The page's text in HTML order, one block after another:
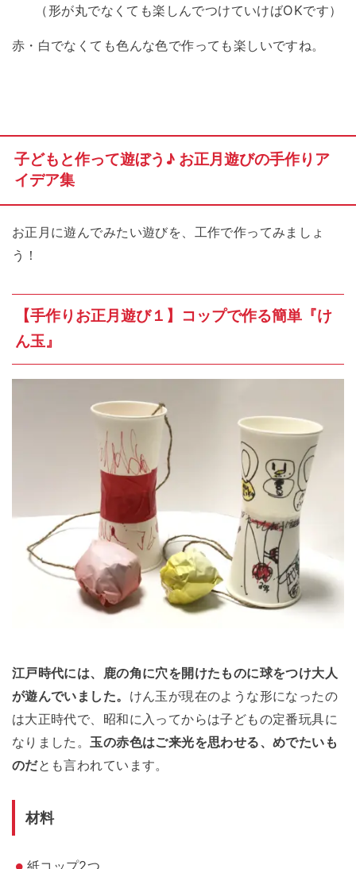
（形が丸でなくても楽しんでつけていけばOKです）
赤・白でなくても色んな色で作っても楽しいですね。
子どもと作って遊ぼう♪ お正月遊びの手作りア
イデア集
お正月に遊んでみたい遊びを、工作で作ってみましょ
う！
【手作りお正月遊び１】コップで作る簡単『け
ん玉』
江戸時代には、鹿の角に穴を開けたものに球をつけ大人
が遊んでいました。 けん玉が現在のような形になったの
は大正時代で、昭和に入ってからは子どもの定番玩具に
なりました。玉の赤色はご来光を思わせる、めでたいも
のだとも言われています。
材料
紙コップ2つ